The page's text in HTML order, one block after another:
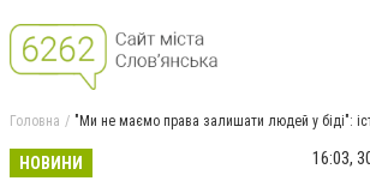
Головна "Ми не маємо права залишати людей у біді":
НОВИНИ 16:03,